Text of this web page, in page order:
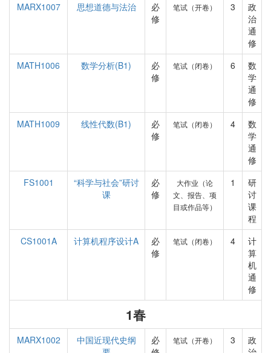
MARX1007
思想道德与法治
必
修
笔试（开卷） 3
政
治
通
修
MATH1006
数学分析(B1)
必
修
笔试（闭卷） 6
数
学
通
修
MATH1009
线性代数(B1)
必
修
笔试（闭卷） 4
数
学
通
修
FS1001
“科学与社会”研讨
课
必
修
大作业（论
文、报告、项
目或作品等）
1
研
讨
课
程
CS1001A
计算机程序设计A
必
修
笔试（闭卷） 4
计
算
机
通
修
1春
MARX1002
中国近现代史纲
必
笔试（开卷） 3
政